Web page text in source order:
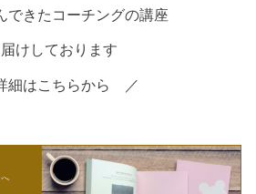
できたコーチングの講座
けしております
細はこちらから ／